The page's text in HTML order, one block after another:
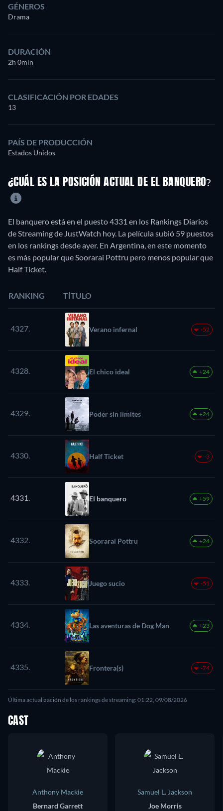
GÉNEROS
Drama
DURACIÓN
2h 0min
CLASIFICACIÓN POR EDADES
13
PAÍS DE PRODUCCIÓN
Estados Unidos
¿CUÁL ES LA POSICIÓN ACTUAL DE EL BANQUERO?
El banquero está en el puesto 4331 en los Rankings Diarios
de Streaming de JustWatch hoy. La película subió 59 puestos
en los rankings desde ayer. En Argentina, en este momento
es más popular que Soorarai Pottru pero menos popular que
Half Ticket.
RANKING TÍTULO
4327. Verano infernal -52
4328. El chico ideal +24
4329. Poder sin límites +24
4330. Half Ticket -3
4331. El banquero +59
4332. Soorarai Pottru +24
4333. Juego sucio -51
4334. Las aventuras de Dog Man +23
4335. Frontera(s) -74
Última actualización de los rankings de streaming: 01:22, 09/08/2026
CAST
Anthony Mackie
Bernard Garrett
Samuel L. Jackson
Joe Morris